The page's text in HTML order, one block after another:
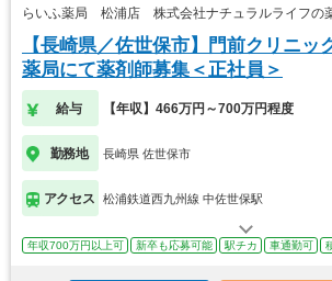
らいふ薬局 松浦店 株式会社ナチュラルライフの
【長崎県／佐世保市】門前クリニ
薬局にて薬剤師募集＜正社員＞
給与 【年収】466万円～700万円程度
勤務地 長崎県 佐世保市
アクセス 松浦鉄道西九州線 中佐世保駅
年収700万円以上可 新卒も応募可能 駅チカ 車通勤可